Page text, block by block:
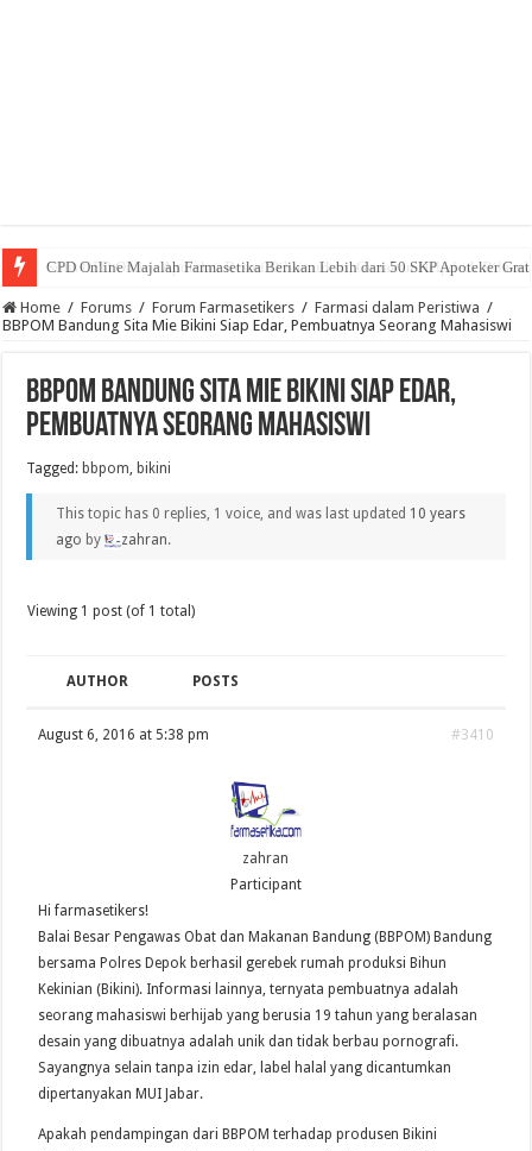
CPD Online Majalah Farmasetika Berikan Lebih dari 50 SKP Apoteker
Home / Forums / Forum Farmasetikers / Farmasi dalam Peristiwa /
BBPOM Bandung Sita Mie Bikini Siap Edar, Pembuatnya Seorang Mahasiswi
BBPOM Bandung Sita Mie Bikini Siap Edar,
Pembuatnya Seorang Mahasiswi
Tagged: bbpom, bikini
This topic has 0 replies, 1 voice, and was last updated 10 years
ago by zahran.
Viewing 1 post (of 1 total)
AUTHOR POSTS
August 6, 2016 at 5:38 pm #3410
zahran
Participant
Hi farmasetikers!
Balai Besar Pengawas Obat dan Makanan Bandung (BBPOM) Bandung
bersama Polres Depok berhasil gerebek rumah produksi Bihun
Kekinian (Bikini). Informasi lainnya, ternyata pembuatnya adalah
seorang mahasiswi berhijab yang berusia 19 tahun yang beralasan
desain yang dibuatnya adalah unik dan tidak berbau pornografi.
Sayangnya selain tanpa izin edar, label halal yang dicantumkan
dipertanyakan MUI Jabar.
Apakah pendampingan dari BBPOM terhadap produsen Bikini